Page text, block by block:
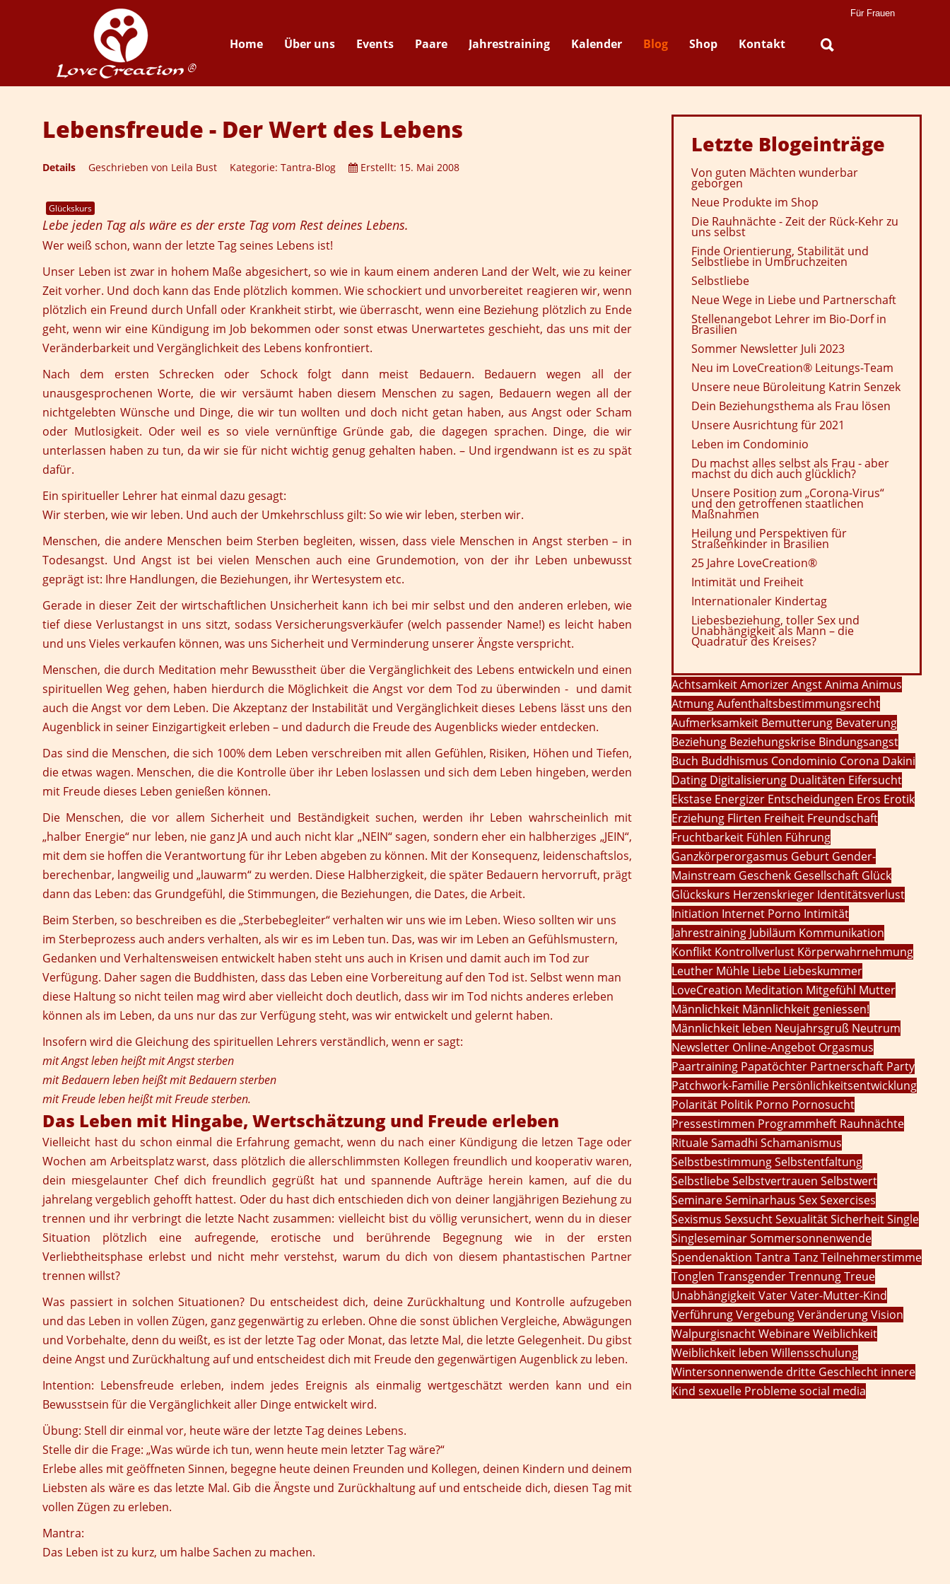
Für Frauen
Home Über uns Events Paare Jahrestraining Kalender Blog Shop Kontakt
Suche
Lebensfreude - Der Wert des Lebens
Details Geschrieben von Leila Bust Kategorie: Tantra-Blog Erstellt: 15. Mai 2008
Glückskurs
Lebe jeden Tag als wäre es der erste Tag vom Rest deines Lebens.
Wer weiß schon, wann der letzte Tag seines Lebens ist!
Unser Leben ist zwar in hohem Maße abgesichert, so wie in kaum einem anderen Land der Welt, wie zu keiner
Zeit vorher. Und doch kann das Ende plötzlich kommen. Wie schockiert und unvorbereitet reagieren wir, wenn
plötzlich ein Freund durch Unfall oder Krankheit stirbt, wie überrascht, wenn eine Beziehung plötzlich zu Ende
geht, wenn wir eine Kündigung im Job bekommen oder sonst etwas Unerwartetes geschieht, das uns mit der
Veränderbarkeit und Vergänglichkeit des Lebens konfrontiert.
Nach dem ersten Schrecken oder Schock folgt dann meist Bedauern. Bedauern wegen all der
unausgesprochenen Worte, die wir versäumt haben diesem Menschen zu sagen, Bedauern wegen all der
nichtgelebten Wünsche und Dinge, die wir tun wollten und doch nicht getan haben, aus Angst oder Scham
oder Mutlosigkeit. Oder weil es so viele vernünftige Gründe gab, die dagegen sprachen. Dinge, die wir
unterlassen haben zu tun, da wir sie für nicht wichtig genug gehalten haben. – Und irgendwann ist es zu spät
dafür.
Ein spiritueller Lehrer hat einmal dazu gesagt:
Wir sterben, wie wir leben. Und auch der Umkehrschluss gilt: So wie wir leben, sterben wir.
Menschen, die andere Menschen beim Sterben begleiten, wissen, dass viele Menschen in Angst sterben – in
Todesangst. Und Angst ist bei vielen Menschen auch eine Grundemotion, von der ihr Leben unbewusst
geprägt ist: Ihre Handlungen, die Beziehungen, ihr Wertesystem etc.
Gerade in dieser Zeit der wirtschaftlichen Unsicherheit kann ich bei mir selbst und den anderen erleben, wie
tief diese Verlustangst in uns sitzt, sodass Versicherungsverkäufer (welch passender Name!) es leicht haben
und uns Vieles verkaufen können, was uns Sicherheit und Verminderung unserer Ängste verspricht.
Menschen, die durch Meditation mehr Bewusstheit über die Vergänglichkeit des Lebens entwickeln und einen
spirituellen Weg gehen, haben hierdurch die Möglichkeit die Angst vor dem Tod zu überwinden - und damit
auch die Angst vor dem Leben. Die Akzeptanz der Instabilität und Vergänglichkeit dieses Lebens lässt uns den
Augenblick in seiner Einzigartigkeit erleben – und dadurch die Freude des Augenblicks wieder entdecken.
Das sind die Menschen, die sich 100% dem Leben verschreiben mit allen Gefühlen, Risiken, Höhen und Tiefen,
die etwas wagen. Menschen, die die Kontrolle über ihr Leben loslassen und sich dem Leben hingeben, werden
mit Freude dieses Leben genießen können.
Die Menschen, die vor allem Sicherheit und Beständigkeit suchen, werden ihr Leben wahrscheinlich mit
„halber Energie“ nur leben, nie ganz JA und auch nicht klar „NEIN“ sagen, sondern eher ein halbherziges „JEIN“,
mit dem sie hoffen die Verantwortung für ihr Leben abgeben zu können. Mit der Konsequenz, leidenschaftslos,
berechenbar, langweilig und „lauwarm“ zu werden. Diese Halbherzigkeit, die später Bedauern hervorruft, prägt
dann das Leben: das Grundgefühl, die Stimmungen, die Beziehungen, die Dates, die Arbeit.
Beim Sterben, so beschreiben es die „Sterbebegleiter“ verhalten wir uns wie im Leben. Wieso sollten wir uns
im Sterbeprozess auch anders verhalten, als wir es im Leben tun. Das, was wir im Leben an Gefühlsmustern,
Gedanken und Verhaltensweisen entwickelt haben steht uns auch in Krisen und damit auch im Tod zur
Verfügung. Daher sagen die Buddhisten, dass das Leben eine Vorbereitung auf den Tod ist. Selbst wenn man
diese Haltung so nicht teilen mag wird aber vielleicht doch deutlich, dass wir im Tod nichts anderes erleben
können als im Leben, da uns nur das zur Verfügung steht, was wir entwickelt und gelernt haben.
Insofern wird die Gleichung des spirituellen Lehrers verständlich, wenn er sagt:
mit Angst leben heißt mit Angst sterben
mit Bedauern leben heißt mit Bedauern sterben
mit Freude leben heißt mit Freude sterben.
Das Leben mit Hingabe, Wertschätzung und Freude erleben
Vielleicht hast du schon einmal die Erfahrung gemacht, wenn du nach einer Kündigung die letzen Tage oder
Wochen am Arbeitsplatz warst, dass plötzlich die allerschlimmsten Kollegen freundlich und kooperativ waren,
dein miesgelaunter Chef dich freundlich gegrüßt hat und spannende Aufträge herein kamen, auf die du
jahrelang vergeblich gehofft hattest. Oder du hast dich entschieden dich von deiner langjährigen Beziehung zu
trennen und ihr verbringt die letzte Nacht zusammen: vielleicht bist du völlig verunsichert, wenn du in dieser
Situation plötzlich eine aufregende, erotische und berührende Begegnung wie in der ersten
Verliebtheitsphase erlebst und nicht mehr verstehst, warum du dich von diesem phantastischen Partner
trennen willst?
Was passiert in solchen Situationen? Du entscheidest dich, deine Zurückhaltung und Kontrolle aufzugeben
und das Leben in vollen Zügen, ganz gegenwärtig zu erleben. Ohne die sonst üblichen Vergleiche, Abwägungen
und Vorbehalte, denn du weißt, es ist der letzte Tag oder Monat, das letzte Mal, die letzte Gelegenheit. Du gibst
deine Angst und Zurückhaltung auf und entscheidest dich mit Freude den gegenwärtigen Augenblick zu leben.
Intention: Lebensfreude erleben, indem jedes Ereignis als einmalig wertgeschätzt werden kann und ein
Bewusstsein für die Vergänglichkeit aller Dinge entwickelt wird.
Übung: Stell dir einmal vor, heute wäre der letzte Tag deines Lebens.
Stelle dir die Frage: „Was würde ich tun, wenn heute mein letzter Tag wäre?“
Erlebe alles mit geöffneten Sinnen, begegne heute deinen Freunden und Kollegen, deinen Kindern und deinem
Liebsten als wäre es das letzte Mal. Gib die Ängste und Zurückhaltung auf und entscheide dich, diesen Tag mit
vollen Zügen zu erleben.
Mantra:
Das Leben ist zu kurz, um halbe Sachen zu machen.
Letzte Blogeinträge
Von guten Mächten wunderbar
geborgen
Neue Produkte im Shop
Die Rauhnächte - Zeit der Rück-Kehr zu
uns selbst
Finde Orientierung, Stabilität und
Selbstliebe in Umbruchzeiten
Selbstliebe
Neue Wege in Liebe und Partnerschaft
Stellenangebot Lehrer im Bio-Dorf in
Brasilien
Sommer Newsletter Juli 2023
Neu im LoveCreation® Leitungs-Team
Unsere neue Büroleitung Katrin Senzek
Dein Beziehungsthema als Frau lösen
Unsere Ausrichtung für 2021
Leben im Condominio
Du machst alles selbst als Frau - aber
machst du dich auch glücklich?
Unsere Position zum „Corona-Virus“
und den getroffenen staatlichen
Maßnahmen
Heilung und Perspektiven für
Straßenkinder in Brasilien
25 Jahre LoveCreation®
Intimität und Freiheit
Internationaler Kindertag
Liebesbeziehung, toller Sex und
Unabhängigkeit als Mann – die
Quadratur des Kreises?
AchtsamkeitAmorizerAngstAnima Animus
AtmungAufenthaltsbestimmungsrecht
Aufmerksamkeit Bemutterung Bevaterung
Beziehung Beziehungskrise Bindungsangst
Buch Buddhismus Condominio Corona Dakini
Dating Digitalisierung Dualitäten Eifersucht
Ekstase Energizer Entscheidungen Eros Erotik
Erziehung Flirten Freiheit Freundschaft
Fruchtbarkeit Fühlen Führung
Ganzkörperorgasmus Geburt Gender-
Mainstream Geschenk Gesellschaft Glück
Glückskurs Herzenskrieger Identitätsverlust
Initiation Internet Porno Intimität
Jahrestraining Jubiläum Kommunikation
Konflikt Kontrollverlust Körperwahrnehmung
Leuther Mühle Liebe Liebeskummer
LoveCreation Meditation Mitgefühl Mutter
Männlichkeit Männlichkeit geniessen!
Männlichkeit leben Neujahrsgruß Neutrum
Newsletter Online-Angebot Orgasmus
Paartraining Papatöchter Partnerschaft Party
Patchwork-Familie Persönlichkeitsentwicklung
Polarität Politik Porno Pornosucht
Pressestimmen Programmheft Rauhnächte
RitualeSamadhi Schamanismus
SelbstbestimmungSelbstentfaltung
SelbstliebeSelbstvertrauen Selbstwert
SeminareSeminarhaus SexSexercises
Sexismus SexsuchtSexualitätSicherheitSingle
SingleseminarSommersonnenwende
Spendenaktion Tantra TanzTeilnehmerstimme
Tonglen TransgenderTrennungTreue
UnabhängigkeitVaterVater-Mutter-Kind
VerführungVergebungVeränderungVision
WalpurgisnachtWebinareWeiblichkeit
Weiblichkeit leben Willensschulung
Wintersonnenwende dritte Geschlecht innere
Kind sexuelle Problemesocial media